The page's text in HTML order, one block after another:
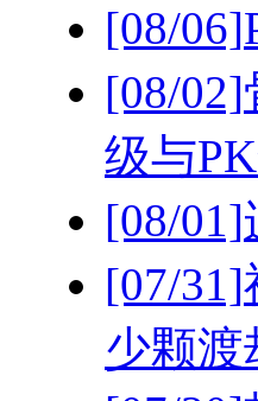
[08/06]
[08/02]
级与
[08/01]
[07/31]
少颗渡